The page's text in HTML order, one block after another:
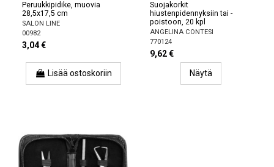
Peruukkipidike, muovia
28,5x17,5 cm
SALON LINE
00982
3,04 €
Lisää ostoskoriin
Suojakorkit
hiustenpidennyksiin tai -
poistoon, 20 kpl
ANGELINA CONTESI
770124
9,62 €
Näytä